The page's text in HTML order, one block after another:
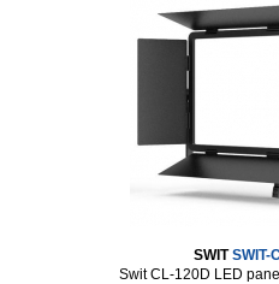
SWITSWIT-
Swit CL-120D LED